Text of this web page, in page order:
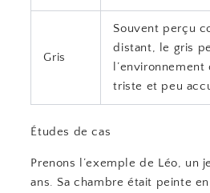
Gris
Souvent perçu
distant, le gris
triste et peu
Études de cas
Prenons l’exemple de Léo, un
ans. Sa chambre était peinte